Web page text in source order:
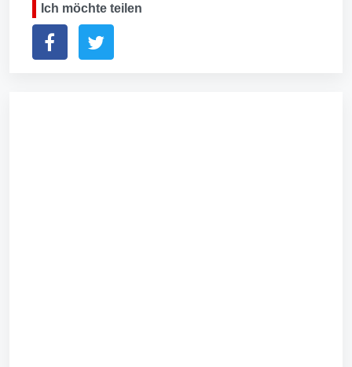
Ich möchte teilen